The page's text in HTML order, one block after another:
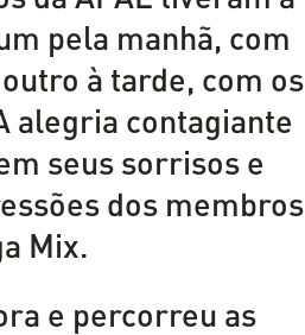
pela manhã, com
à tarde, com os
alegria contagiante
seus sorrisos e
dos membros
Mix.
e percorreu as